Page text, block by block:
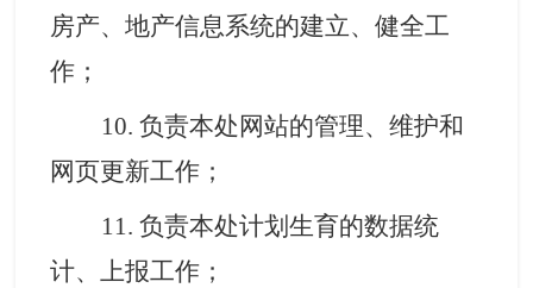
房产、地产信息系统的建立、健全工
作 ；
10. 负责本处网站的管理、维护和
网页更新工作 ；
11. 负责本处计划生育的数据统
计、上报工作 ；